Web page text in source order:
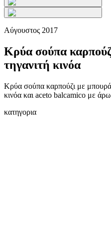
Αύγουστος 2017
Κρύα σούπα
τηγανιτή κινόα
Κρύα σούπα καρπούζι με
κινόα και aceto balcamico με
κατηγορια